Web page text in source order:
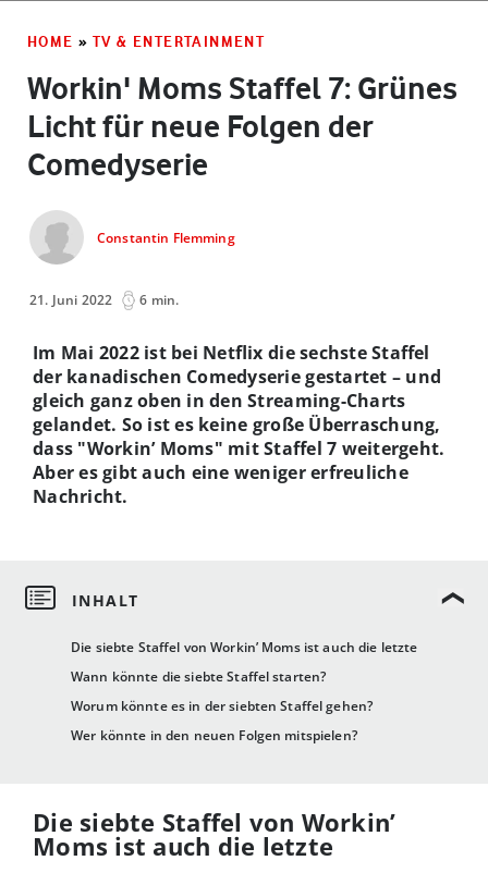
HOME » TV & ENTERTAINMENT
Workin' Moms Staffel 7: Grünes
Licht für neue Folgen der
Comedyserie
Constantin Flemming
21. Juni 2022 6 min.
Die siebte Staffel von Workin’ Moms ist auch die letzte
Wann könnte die siebte Staffel starten?
Worum könnte es in der siebten Staffel gehen?
Wer könnte in den neuen Folgen mitspielen?
Im Mai 2022 ist bei Netflix die sechste Staffel
der kanadischen Comedyserie gestartet – und
gleich ganz oben in den Streaming-Charts
gelandet. So ist es keine große Überraschung,
dass "Workin’ Moms" mit Staffel 7 weitergeht.
Aber es gibt auch eine weniger erfreuliche
Nachricht.
Die siebte Staffel von Workin’
Moms ist auch die letzte